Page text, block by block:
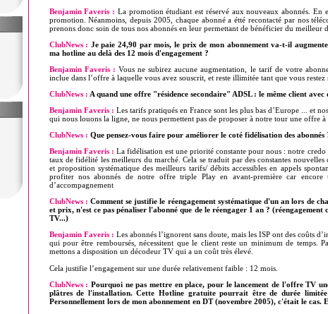
Benjamin Faveris : La promotion étudiant est réservé aux nouveaux abonnés.
promotion. Néanmoins, depuis 2005, chaque abonné a étté recontacté par nos
prenons donc soin de tous nos abonnés en leur permettant de bénéficier du meilleur
ClubNews : Je paie 24,90 par mois, le prix de mon abonnement va-t-il
ma hotline au delà des 12 mois d'engagement ?
Benjamin Faveris : Vous ne subirez aucune augmentation, le tarif de votre
inclue dans l’offre à laquelle vous avez souscrit, et reste illimitée tant que vous restez
ClubNews : A quand une offre "résidence secondaire" ADSL : le même client
Benjamin Faveris : Les tarifs pratiqués en France sont les plus bas d’Europe ... et
qui nous louons la ligne, ne nous permettent pas de proposer à notre tour une offre à
ClubNews : Que pensez-vous faire pour améliorer le coté fidélisation des
Benjamin Faveris : La fidélisation est une priorité constante pour nous : notre
taux de fidélité les meilleurs du marché. Cela se traduit par des constantes
et proposition systématique des meilleurs tarifs/ débits accessibles en appels
profiter nos abonnés de notre offre triple Play en avant-première car
d’accompagnement
ClubNews : Comment se justifie le réengagement systématique d'un an lors de
et prix, n'est ce pas pénaliser l'abonné que de le réengager 1 an ?
TV...)
Benjamin Faveris : Les abonnés l’ignorent sans doute, mais les ISP ont des coûts
qui pour être remboursés, nécessitent que le client reste un minimum de
mettons a disposition un décodeur TV qui a un coût très élevé.
Cela justifie l’engagement sur une durée relativement faible : 12 mois.
ClubNews : Pourquoi ne pas mettre en place, pour le lancement de l'offre TV
plâtres de l'installation. Cette Hotline gratuite pourrait être de durée
Personnellement lors de mon abonnement en DT (novembre 2005), c'était le